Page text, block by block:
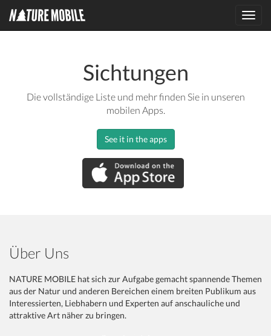
Sichtungen
Die vollständige Liste und mehr finden Sie in unseren
mobilen Apps.
See it in the apps
Über Uns
NATURE MOBILE hat sich zur Aufgabe gemacht spannende Themen
aus der Natur und anderen Bereichen einem breiten Publikum aus
Interessierten, Liebhabern und Experten auf anschauliche und
attraktive Art näher zu bringen.